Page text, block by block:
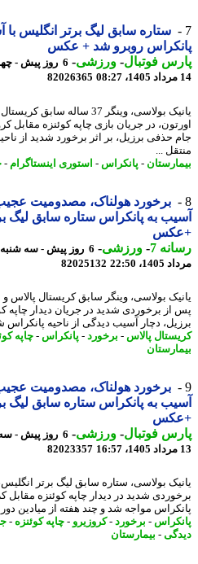
ستاره سابق لیگ برتر انگلیس با
روبرو شد + عکس
فوتبال-ورزشی-
6 روز پیش -
82026365
یانیک بولاسی، وینگر 37 ساله سابق کریستال
در جریان بازی چاپه کوئنزه مقابل
حذفی برزیل، بر اثر برخورد شدید از ناحیه
...
-پانکراس -استوری اینستاگرام-
برخورد هولناک، مصدومیت عجیب؛
به پانکراس ستاره سابق لیگ برتر
7
-ورزشی-
6 روز پیش - سه شنبه 13
22:50
82025132
بولاسی، وینگر سابق کریستال پالاس و
برخوردی شدید در جریان دیدار چاپه
دچار آسیب دیدگی از ناحیه پانکراس شد و
پالاس-برخورد-پانکراس -چاپه کوئنزه
برخورد هولناک، مصدومیت عجیب؛
به پانکراس ستاره سابق لیگ برتر
فوتبال-ورزشی-
6 روز پیش - سه
82023357
بولاسی، ستاره سابق لیگ برتر انگلیس،
شدید در دیدار چاپه کوئنزه مقابل
مواجه شد و چند هفته از میادین دور
-برخورد-کروزیرو-چاپه کوئنزه-
-بیمارستان